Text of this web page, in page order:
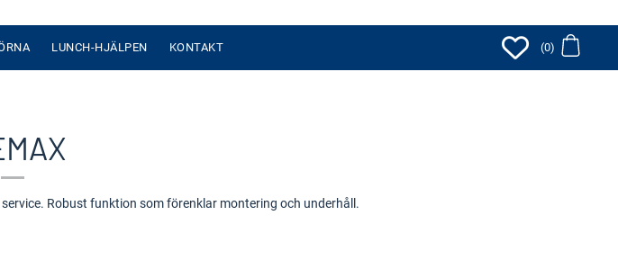
LUNCH-HJÄLPEN KONTAKT (0)
Robust funktion som förenklar montering och underhåll.